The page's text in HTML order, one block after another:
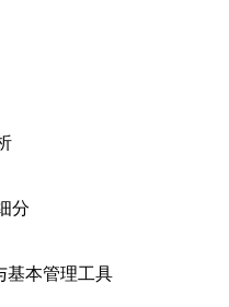
分
基本管理工具